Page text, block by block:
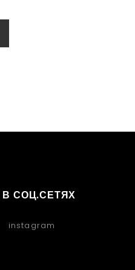
СОЦ.СЕТЯХ
instagram